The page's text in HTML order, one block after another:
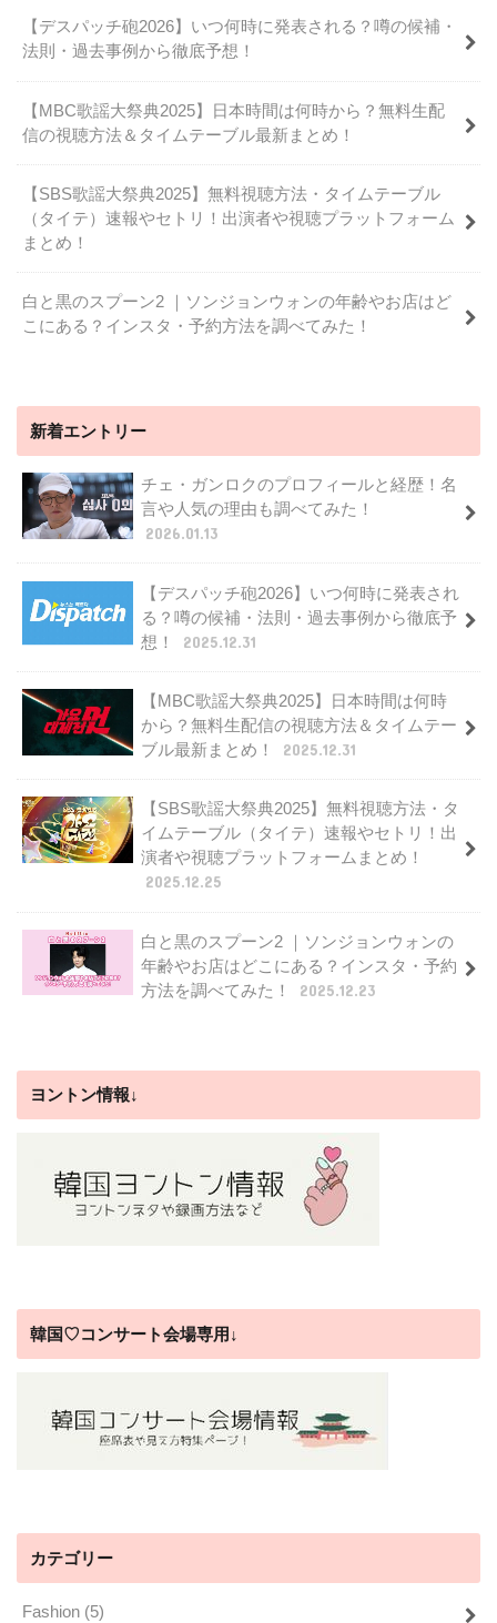
【デスパッチ砲2026】いつ何時に発表される？噂の候補・
法則・過去事例から徹底予想！
【MBC歌謡大祭典2025】日本時間は何時から？無料生配
信の視聴方法＆タイムテーブル最新まとめ！
【SBS歌謡大祭典2025】無料視聴方法・タイムテーブル
（タイテ）速報やセトリ！出演者や視聴プラットフォーム
まとめ！
白と黒のスプーン2 ｜ソンジョンウォンの年齢やお店はど
こにある？インスタ・予約方法を調べてみた！
新着エントリー
チェ・ガンロクのプロフィールと経歴！名
言や人気の理由も調べてみた！
2026.01.13
【デスパッチ砲2026】いつ何時に発表され
る？噂の候補・法則・過去事例から徹底予
想！
2025.12.31
【MBC歌謡大祭典2025】日本時間は何時
から？無料生配信の視聴方法＆タイムテー
ブル最新まとめ！
2025.12.31
【SBS歌謡大祭典2025】無料視聴方法・タ
イムテーブル（タイテ）速報やセトリ！出
演者や視聴プラットフォームまとめ！
2025.12.25
白と黒のスプーン2 ｜ソンジョンウォンの
年齢やお店はどこにある？インスタ・予約
方法を調べてみた！
2025.12.23
ヨントン情報↓
韓国♡コンサート会場専用↓
カテゴリー
Fashion (5)